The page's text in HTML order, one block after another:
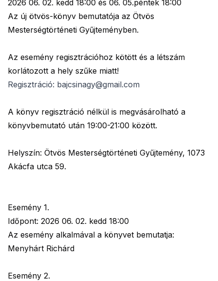
2026 06. 02. kedd 18:00 és 06. 05.péntek 18:00
Az új ötvös-könyv bemutatója az Ötvös
Mesterségtörténeti Gyűjteményben.
Az esemény regisztrációhoz kötött és a létszám
korlátozott a hely szűke miatt!
Regisztráció: bajcsinagy@gmail.com
A könyv regisztráció nélkül is megvásárolható a
könyvbemutató után 19:00-21:00 között.
Helyszín: Ötvös Mesterségtörténeti Gyűjtemény, 1073
Akácfa utca 59.
Esemény 1.
Időpont: 2026 06. 02. kedd 18:00
Az esemény alkalmával a könyvet bemutatja:
Menyhárt Richárd
Esemény 2.